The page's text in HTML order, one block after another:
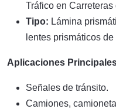
Tráfico en Carreteras
Tipo: Lámina
lentes prismáticos
Aplicaciones
Señales de tránsito.
Camiones,